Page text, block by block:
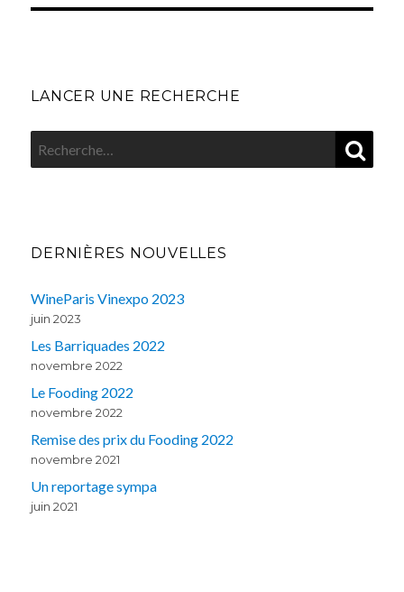
LANCER UNE RECHERCHE
pour
DERNIÈRES NOUVELLES
WineParis Vinexpo 2023
juin 2023
Les Barriquades 2022
novembre 2022
Le Fooding 2022
novembre 2022
Remise des prix du Fooding 2022
novembre 2021
Un reportage sympa
juin 2021